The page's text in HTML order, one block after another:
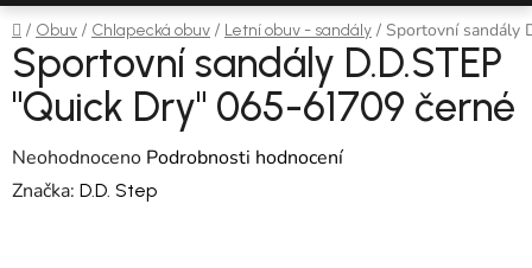
Domů
/ Obuv / Chlapecká obuv / Letní obuv - sandály / Sportovní sandály
Sportovní sandály D.D.STEP
"Quick Dry" 065-61709 černé
Průměrné hodnocení produktu je 0,0 z 5 hvězdiček.
Neohodnoceno Podrobnosti hodnocení
Značka: D.D. Step